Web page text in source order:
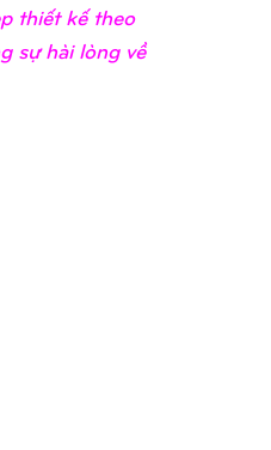
thiết kế theo
sự hài lòng về